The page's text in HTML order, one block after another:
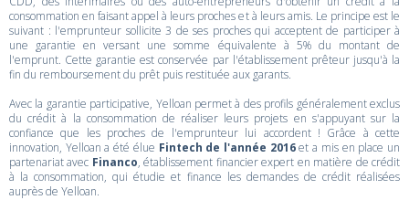
consommation en faisant appel à leurs proches et à leurs amis. Le principe est le
suivant : l'emprunteur sollicite 3 de ses proches qui acceptent de participer à
une garantie en versant une somme équivalente à 5% du montant de
l'emprunt. Cette garantie est conservée par l'établissement prêteur jusqu'à la
fin du remboursement du prêt puis restituée aux garants.
Avec la garantie participative, Yelloan permet à des profils généralement exclus
du crédit à la consommation de réaliser leurs projets en s'appuyant sur la
confiance que les proches de l'emprunteur lui accordent ! Grâce à cette
innovation, Yelloan a été élue Fintech de l'année 2016et a mis en place un
partenariat avec Financo, établissement financier expert en matière de crédit
à la consommation, qui étudie et finance les demandes de crédit réalisées
auprès de Yelloan.